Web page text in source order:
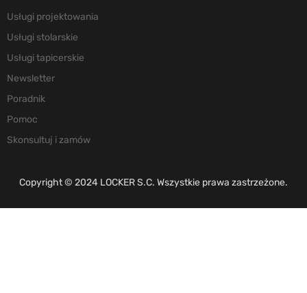
Usługi projektowania
Usługi stolarskie
Usługi tapicerskie
Newsletter
Poradnik
Pomoc
Skonsultuj i zamów
Copyright © 2024 LOCKER S.C. Wszystkie prawa zastrzeżone.